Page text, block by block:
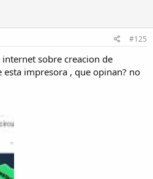
#125
sobre creacion de
impresora , que opinan? no